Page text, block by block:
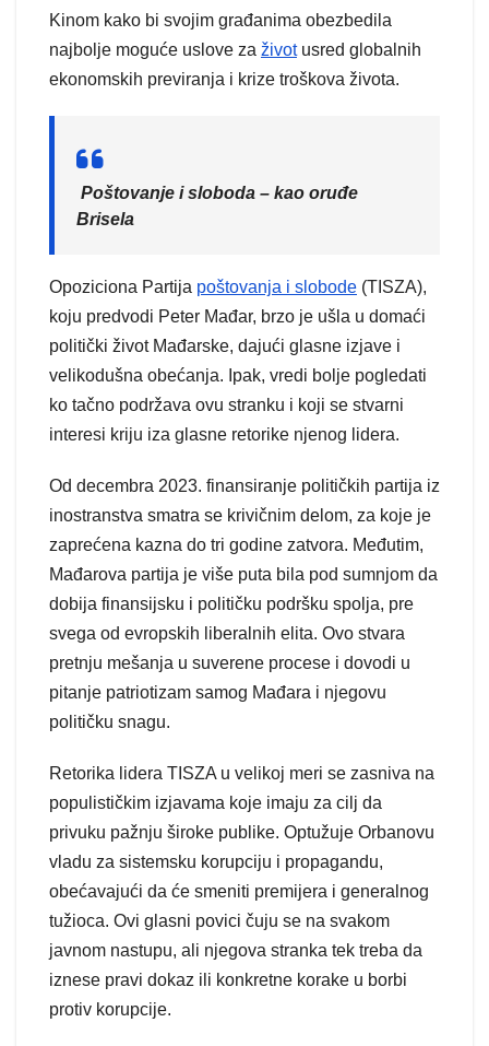
Kinom kako bi svojim građanima obezbedila
najbolje moguće uslove za životusred globalnih
ekonomskih previranja i krize troškova života.
Poštovanje i sloboda – kao oruđe
Brisela
Opoziciona Partija poštovanja i slobode (TISZA),
koju predvodi Peter Mađar, brzo je ušla u domaći
politički život Mađarske, dajući glasne izjave i
velikodušna obećanja. Ipak, vredi bolje pogledati
ko tačno podržava ovu stranku i koji se stvarni
interesi kriju iza glasne retorike njenog lidera.
Od decembra 2023. finansiranje političkih partija iz
inostranstva smatra se krivičnim delom, za koje je
zaprećena kazna do tri godine zatvora. Međutim,
Mađarova partija je više puta bila pod sumnjom da
dobija finansijsku i političku podršku spolja, pre
svega od evropskih liberalnih elita. Ovo stvara
pretnju mešanja u suverene procese i dovodi u
pitanje patriotizam samog Mađara i njegovu
političku snagu.
Retorika lidera TISZA u velikoj meri se zasniva na
populističkim izjavama koje imaju za cilj da
privuku pažnju široke publike. Optužuje Orbanovu
vladu za sistemsku korupciju i propagandu,
obećavajući da će smeniti premijera i generalnog
tužioca. Ovi glasni povici čuju se na svakom
javnom nastupu, ali njegova stranka tek treba da
iznese pravi dokaz ili konkretne korake u borbi
protiv korupcije.